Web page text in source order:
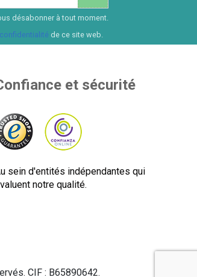
désabonner à tout moment.
de ce site web.
et sécurité
sein d'entités indépendantes qui
notre qualité.
CIF : B65890642.